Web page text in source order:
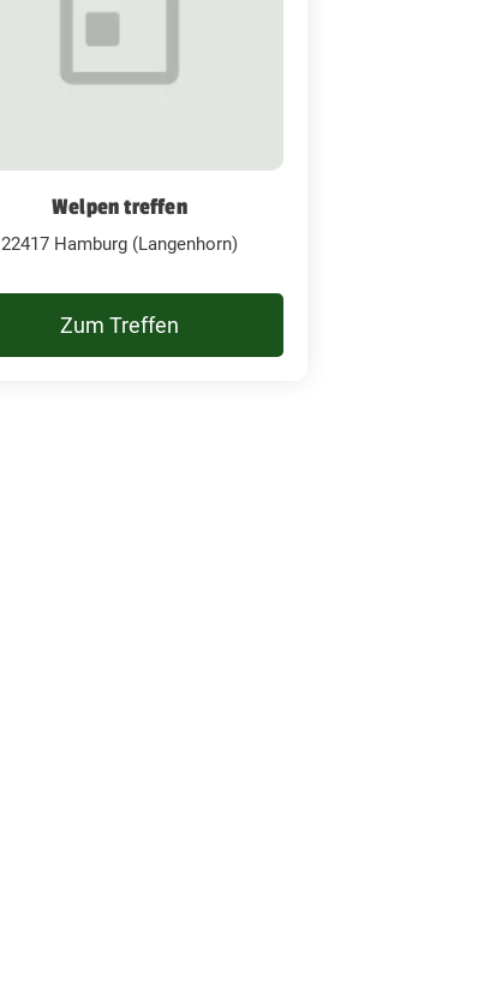
Welpen treffen
22417 Hamburg (Langenhorn)
Zum Treffen